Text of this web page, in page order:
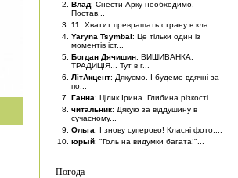
Влад: Снести Арку необходимо.
Постав...
11: Хватит превращать страну в кла...
Yaryna Tsymbal : Це тільки один із
моментів іст...
Богдан Дячишин: ВИШИВАНКА,
ТРАДИЦІЯ... Тут в г...
ЛітАкцент: Дякуємо. І будемо вдячні за
по...
Ганна: Цілик Ірина. Глибина різкості ...
читальник: Дякую за віддушину в
сучасному...
Ольга: І знову суперово! Класні фото,...
юрый: "Голь на видумки багата!"...
Погода